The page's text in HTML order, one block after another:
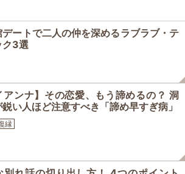
デートで二人の仲を深めるラブラブ・テ
ク3選
アンナ】その恋愛、もう諦めるの？ 洞
い人ほど注意すべき「諦め早すぎ病」
縁